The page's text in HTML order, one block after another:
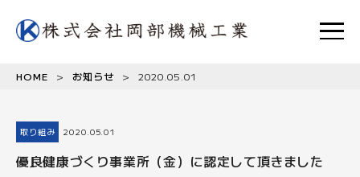
HOME > お知らせ > 2020.05.01
取り組み 2020.05.01
優良健康づくり事業所（金）に認定して頂きました